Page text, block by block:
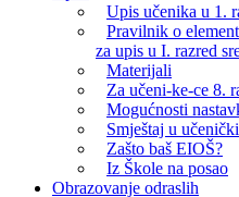
Upis učenika u 1.
Pravilnik o
za upis u I. razred
Materijali
Za učeni-ke-ce 8.
Mogućnosti
Smještaj u
Zašto baš EIOŠ?
Iz Škole na posao
Obrazovanje odraslih